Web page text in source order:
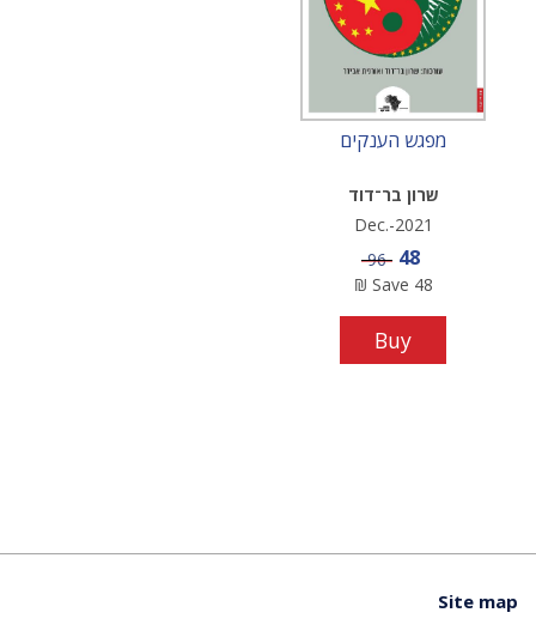
מפגש הענקים
שרון בר־דוד
Dec.-2021
Sale price
48
Price
96
Save 48
₪
Buy
Site map